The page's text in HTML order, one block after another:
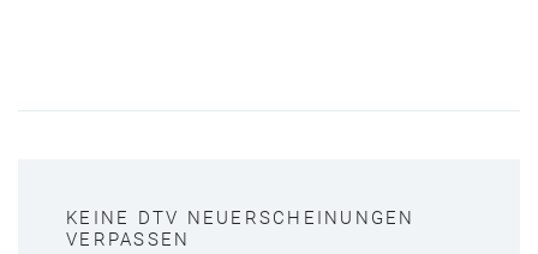
KEINE DTV NEUERSCHEINUNGEN
VERPASSEN